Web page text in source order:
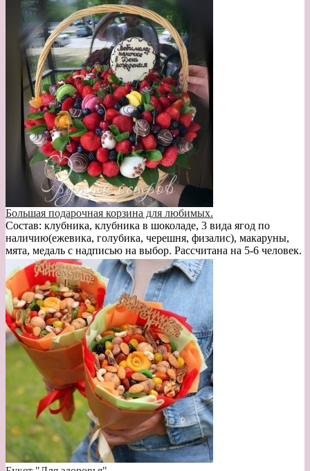
Большая подарочная корзина для любимых.
Состав: клубника, клубника в шоколаде, 3 вида ягод по
наличию(ежевика, голубика, черешня, физалис), макаруны,
мята, медаль с надписью на выбор. Рассчитана на 5-6 человек.